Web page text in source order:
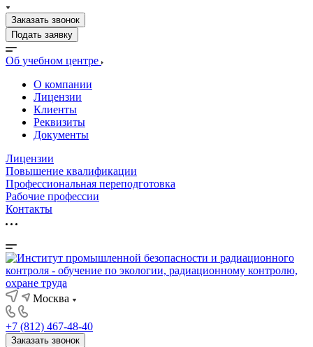
Заказать звонок
Подать заявку
Об учебном центре
О компании
Лицензии
Клиенты
Реквизиты
Документы
Лицензии
Повышение квалификации
Профессиональная переподготовка
Рабочие профессии
Контакты
Москва
+7 (812) 467-48-40
Заказать звонок